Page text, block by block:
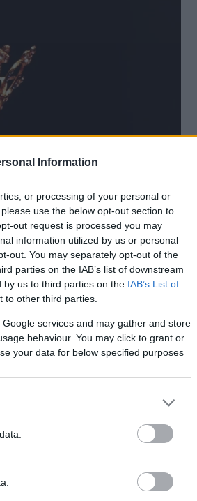
Information
or processing of your personal or
use the below opt-out section to
out request is processed you may
information utilized by us or personal
out. You may separately opt-out of the
parties on the IAB’s list of downstream
by us to third parties on the IAB’s List of
to other third parties.
services and may gather and store
behaviour. You may click to grant or
your data for below specified purposes
1985-ös